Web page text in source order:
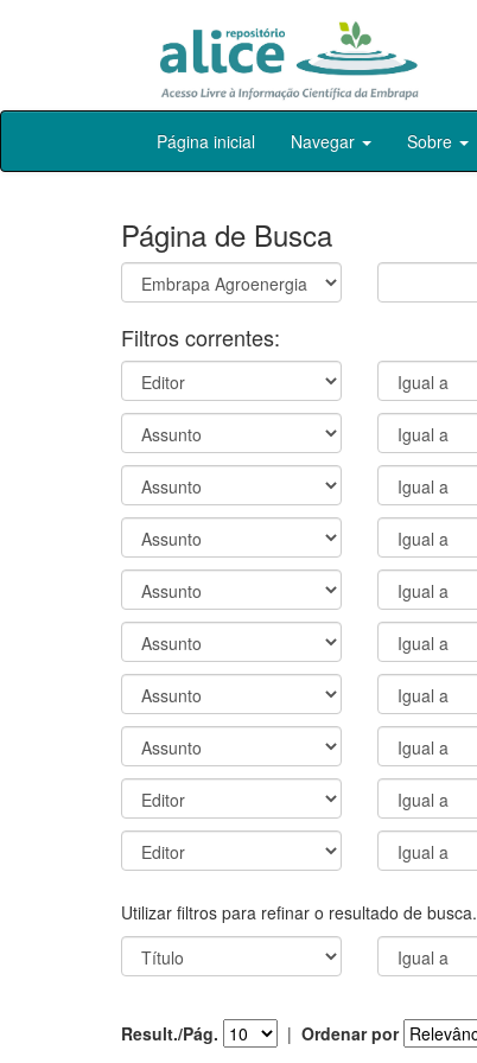
Skip
Página inicial Navegar Sobre
Página de Busca
Filtros correntes:
Utilizar filtros para refinar o resultado de busca.
Result./Pág. | Ordenar por